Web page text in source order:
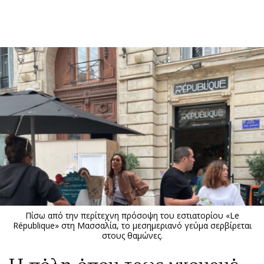
ΚΑΤΗΓΟΡΙΕΣ ΣΥΝΔΕΣΗ
Κύπρος
Παιδεία
Υγεία
Πολιτική
Βουλευτικές 2026
Εκλογές 2024
Προεδρικές 2023
Διπλωματία
Απόψεις
Αρθρογραφία
The Hill
Υγεία
Αγγελίες
Ενοικιάζονται
Πωλούνται
Ζητούν εργασία
Πίσω από την περίτεχνη πρόσοψη του εστιατορίου «Le
République» στη Μασσαλία, το μεσημεριανό γεύμα σερβίρεται
στους θαμώνες.